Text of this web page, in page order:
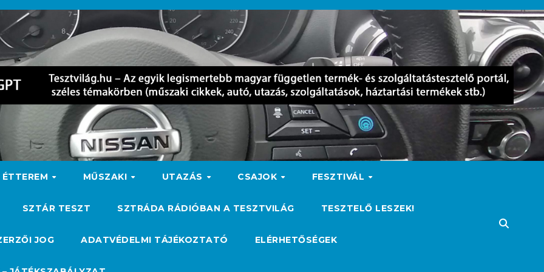
ÉTTEREM MŰSZAKI UTAZÁS CSAJOK FESZTIVÁL
SZTÁR TESZT SZTRÁDA RÁDIÓBAN A TESZTVILÁG TESZTELŐ LESZEK!
JOG ADATVÉDELMI TÁJÉKOZTATÓ ELÉRHETŐSÉGEK